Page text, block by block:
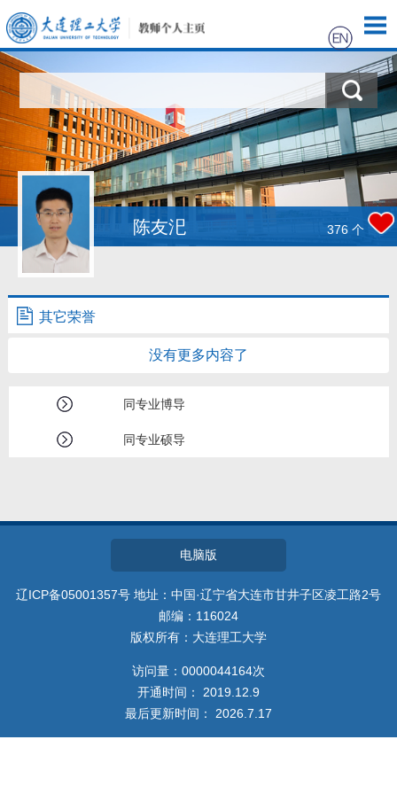
首页
科学研究
教学研究
获奖信息
招生信息
学生信息
教师博客
陈友汜 376 个
其它荣誉
没有更多内容了
同专业博导
同专业硕导
电脑版
辽ICP备05001357号 地址：中国·辽宁省大连市甘井子区凌工路2号
邮编：116024
版权所有：大连理工大学
访问量： 0000044164次
开通时间： 2019 12 9
最后更新时间： 2026 7 17